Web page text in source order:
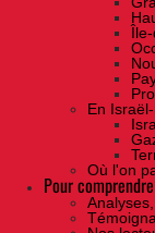
En
Où l'on
Pour comprendre